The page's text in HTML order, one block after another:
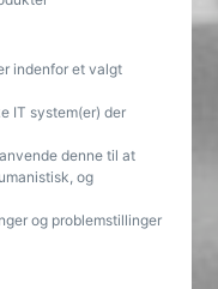
indenfor et valgt
IT system(er) der
denne til at
og
og problemstillinger